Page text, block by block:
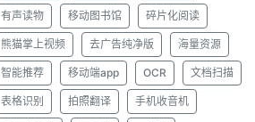
有声读物 移动图书馆 碎片化阅读
熊猫掌上视频 去广告纯净版 海量资源
智能推荐 移动端app OCR 文档扫描
表格识别 拍照翻译 手机收音机